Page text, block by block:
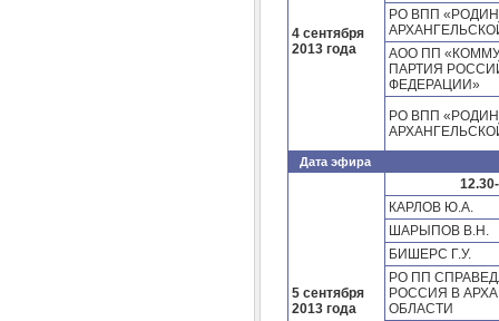
4 сентября
2013 года
РО ВПП
АОО ПП
ПАРТИЯ
ФЕДЕРАЦИИ»
РО ВПП
Дата эфира
5 сентября
2013 года
КАРЛОВ Ю.А.
ШАРЫПОВ В.Н.
БИШЕРС Г.У.
РО ПП
РОССИЯ В
ОБЛАСТИ